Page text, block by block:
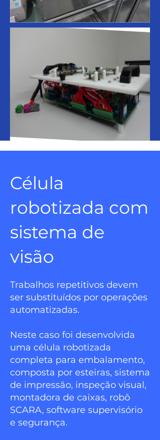
Célula
robotizada com
sistema de
visão
Trabalhos repetitivos devem
ser substituídos por operações
automatizadas.
Neste caso foi desenvolvida
uma célula robotizada
completa para embalamento,
composta por esteiras, sistema
de impressão, inspeção visual,
montadora de caixas, robô
SCARA, software supervisório
e segurança.